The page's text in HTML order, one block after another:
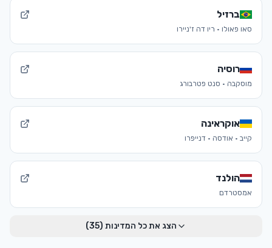
ברזיל
סאו פאולו · ריו דה ז'ניירו
רוסיה
מוסקבה · סנט פטרבורג
אוקראינה
קייב · אודסה · דנייפרו
הולנד
אמסטרדם
הצג את כל המדינות (35
)